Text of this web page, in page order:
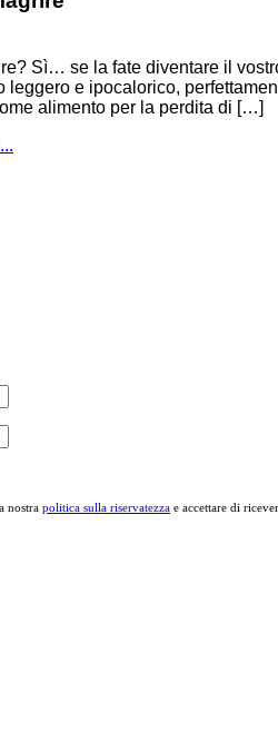
Sì… se la fate diventare il
leggero e ipocalorico,
alimento per la perdita di […]
nostra politica sulla riservatezza e accettare di